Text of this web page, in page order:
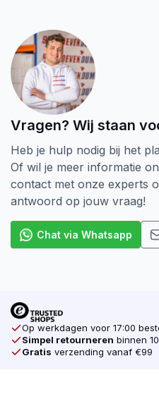
Vragen? Wij staan
Heb je hulp nodig bij het
Of wil je meer informatie
contact met onze experts
antwoord op jouw vraag!
Chat via Whatsapp
Op werkdagen voor 17:00
Simpel retourneren binnen
Gratis verzending vanaf €99